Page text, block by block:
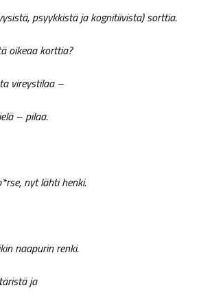
psyykkistä ja kognitiivista) sorttia.
oikeaa korttia?
vireystilaa –
– pilaa.
nyt lähti henki.
naapurin renki.
ja